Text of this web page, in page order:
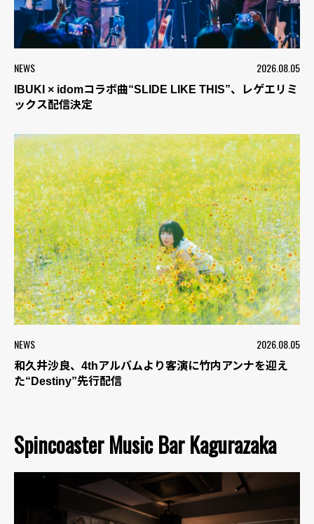
NEWS 2026.08.05
IBUKI × idomコラボ曲“SLIDE LIKE THIS”、レゲエリミ
ックス配信決定
NEWS 2026.08.05
和久井沙良、4thアルバムより客演に竹内アンナを迎え
た“Destiny”先行配信
Spincoaster Music Bar Kagurazaka